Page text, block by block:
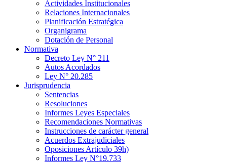
Actividades Institucionales
Relaciones Internacionales
Planificación Estratégica
Organigrama
Dotación de Personal
Normativa
Decreto Ley N° 211
Autos Acordados
Ley N° 20.285
Jurisprudencia
Sentencias
Resoluciones
Informes Leyes Especiales
Recomendaciones Normativas
Instrucciones de carácter general
Acuerdos Extrajudiciales
Oposiciones Artículo 39h)
Informes Ley N°19.733